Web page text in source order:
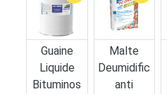
Guaine
Liquide
Bituminos
Malte
Deumidific
Anti